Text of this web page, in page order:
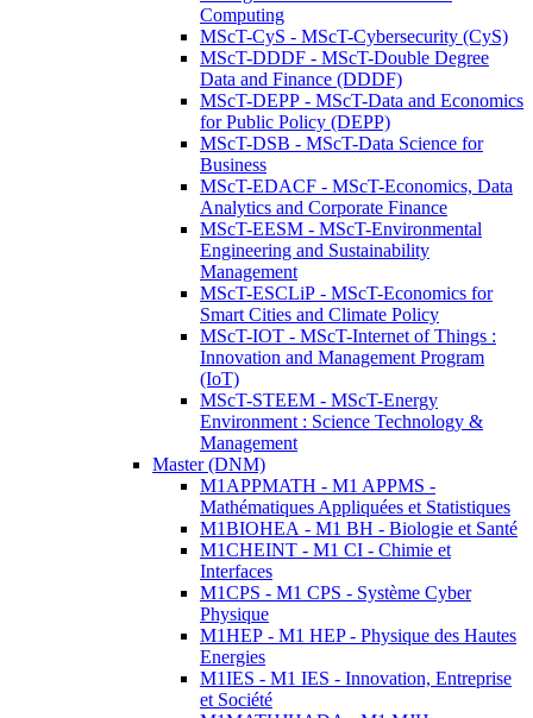
Computing
MScT-CyS - MScT-Cybersecurity (CyS)
MScT-DDDF - MScT-Double Degree
Data and Finance (DDDF)
MScT-DEPP - MScT-Data and Economics
for Public Policy (DEPP)
MScT-DSB - MScT-Data Science for
Business
MScT-EDACF - MScT-Economics, Data
Analytics and Corporate Finance
MScT-EESM - MScT-Environmental
Engineering and Sustainability
Management
MScT-ESCLiP - MScT-Economics for
Smart Cities and Climate Policy
MScT-IOT - MScT-Internet of Things :
Innovation and Management Program
(IoT)
MScT-STEEM - MScT-Energy
Environment : Science Technology &
Management
Master (DNM)
M1APPMATH - M1 APPMS -
Mathématiques Appliquées et Statistiques
M1BIOHEA - M1 BH - Biologie et Santé
M1CHEINT - M1 CI - Chimie et
Interfaces
M1CPS - M1 CPS - Système Cyber
Physique
M1HEP - M1 HEP - Physique des Hautes
Energies
M1IES - M1 IES - Innovation, Entreprise
et Société